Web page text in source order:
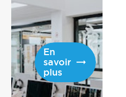
inscription.
En
savoir
plus